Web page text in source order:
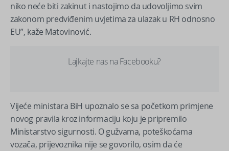
niko neće biti zakinut i nastojimo da udovoljimo svim
zakonom predviđenim uvjetima za ulazak u RH odnosno
EU”, kaže Matovinović.
Lajkajte nas na Facebooku?
Vijeće ministara BiH upoznalo se sa početkom primjene
novog pravila kroz informaciju koju je pripremilo
Ministarstvo sigurnosti. O gužvama, poteškoćama
vozača, prijevoznika nije se govorilo, osim da će